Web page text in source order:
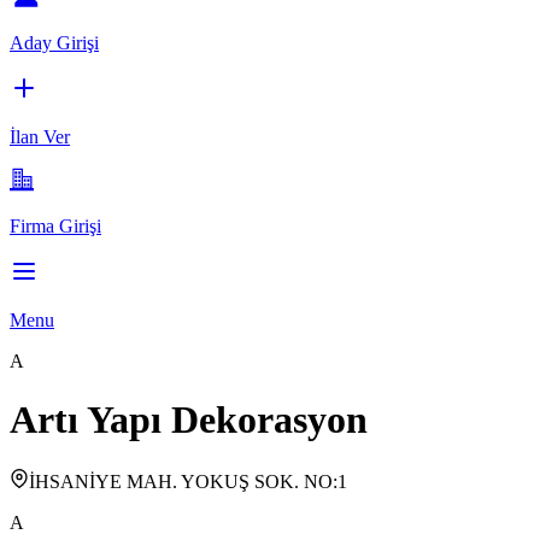
Aday Girişi
İlan Ver
Firma Girişi
Menu
A
Artı Yapı Dekorasyon
İHSANİYE MAH. YOKUŞ SOK. NO:1
A